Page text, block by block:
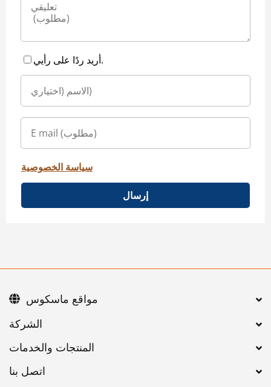
أريد ردًا على رأيي.
سياسة الخصوصية
إرسال
اتصل بنا
مواقع ماسكوس